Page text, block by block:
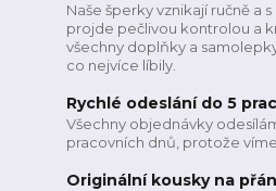
Naše šperky vznikají ručně a
projde pečlivou kontrolou a
všechny doplňky a
co nejvíce líbily.
Rychlé odeslání do 5
Všechny objednávky
pracovních dnů, protože
Originální kousky na